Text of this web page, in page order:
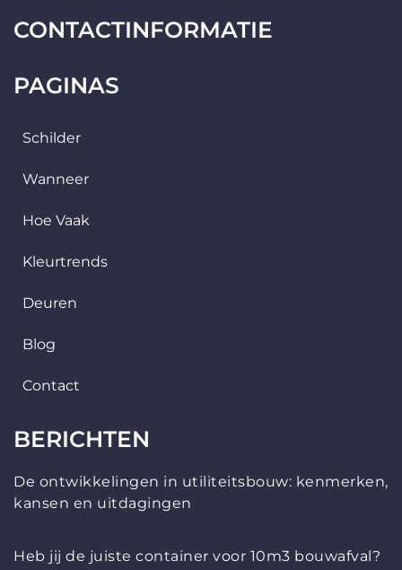
CONTACTINFORMATIE
PAGINAS
Schilder
Wanneer
Hoe Vaak
Kleurtrends
Deuren
Blog
Contact
BERICHTEN
De ontwikkelingen in utiliteitsbouw: kenmerken,
kansen en uitdagingen
Heb jij de juiste container voor 10m3 bouwafval?